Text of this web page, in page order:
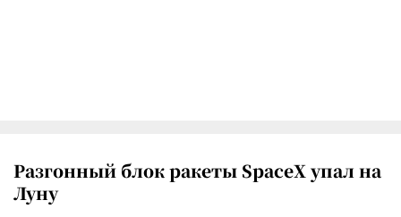
Разгонный блок ракеты SpaceX упал на
Луну